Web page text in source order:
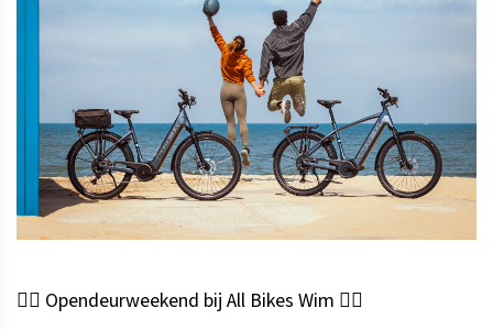
🚴‍♂️ Opendeurweekend bij All Bikes Wim 🚴‍♀️